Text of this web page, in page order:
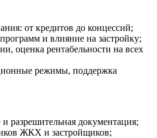
от кредитов до концессий;
и влияние на застройку;
оценка рентабельности на всех
режимы, поддержка
разрешительная документация;
ЖКХ и застройщиков;